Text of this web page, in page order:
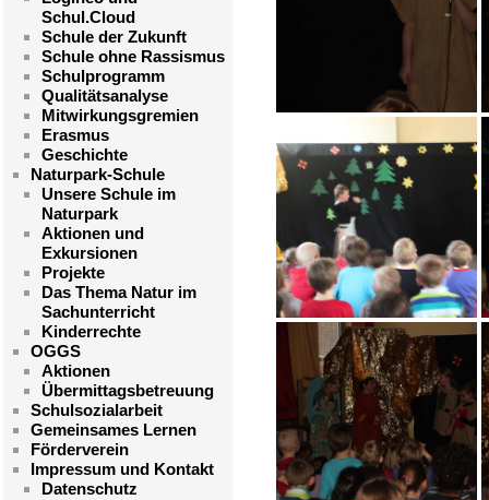
Schul.Cloud
Schule der Zukunft
Schule ohne Rassismus
Schulprogramm
Qualitätsanalyse
Mitwirkungsgremien
Erasmus
Geschichte
Naturpark-Schule
Unsere Schule im
Naturpark
Aktionen und
Exkursionen
Projekte
Das Thema Natur im
Sachunterricht
Kinderrechte
OGGS
Aktionen
Übermittagsbetreuung
Schulsozialarbeit
Gemeinsames Lernen
Förderverein
Impressum und Kontakt
Datenschutz